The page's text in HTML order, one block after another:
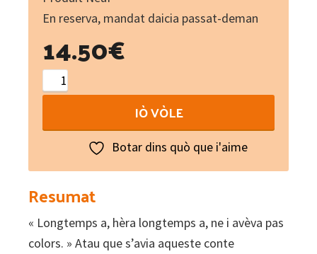
En reserva, mandat daicia passat-deman
14.50€
magician
IÒ VÒLE
Botar dins quò que i'aime
Resumat
« Longtemps a, hèra longtemps a, ne i avèva pas
colors. » Atau que s’avia aqueste conte